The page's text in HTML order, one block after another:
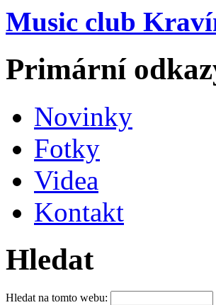
Music club
Primární
Novinky
Fotky
Videa
Kontakt
Hledat
Hledat na tomto webu: